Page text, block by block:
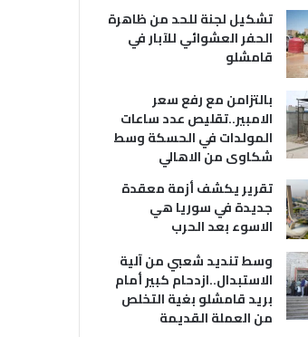
تشكيل لجنة للحد من ظاهرة
الحفر العشوائي للآبار في
قامشلو
بالتزامن مع رفع سعر
الامبير..تقليص عدد ساعات
المولدات في الحسكة وسط
شكاوى من الاهالي
تقرير يكشف أزمة معقدة
جديدة في سوريا هي
الاسوء بعد الحرب
وسط تنديد شعبي من آلية
الاستبدال..ازدحام كبير أمام
بريد قامشلو بغية التخلص
من العملة القديمة